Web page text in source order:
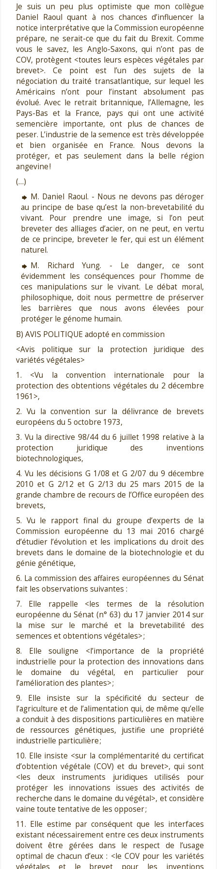
Je suis un peu plus optimiste que mon collègue
Daniel Raoul quant à nos chances d’influencer la
notice interprétative que la Commission européenne
prépare, ne serait-ce que du fait du Brexit. Comme
vous le savez, les Anglo-Saxons, qui n’ont pas de
COV, protègent <toutes leurs espèces végétales par
brevet>. Ce point est l’un des sujets de la
négociation du traité transatlantique, sur lequel les
Américains n’ont pour l’instant absolument pas
évolué. Avec le retrait britannique, l’Allemagne, les
Pays-Bas et la France, pays qui ont une activité
semencière importante, ont plus de chances de
peser. L’industrie de la semence est très développée
et bien organisée en France. Nous devons la
protéger, et pas seulement dans la belle région
angevine !
(…)
M. Daniel Raoul. - Nous ne devons pas déroger
au principe de base qu’est la non-brevetabilité du
vivant. Pour prendre une image, si l’on peut
breveter des alliages d’acier, on ne peut, en vertu
de ce principe, breveter le fer, qui est un élément
naturel.
M. Richard Yung. - Le danger, ce sont
évidemment les conséquences pour l’homme de
ces manipulations sur le vivant. Le débat moral,
philosophique, doit nous permettre de préserver
les barrières que nous avons élevées pour
protéger le génome humain.
B) AVIS POLITIQUE adopté en commission
<Avis politique sur la protection juridique des
variétés végétales>
1. <Vu la convention internationale pour la
protection des obtentions végétales du 2 décembre
1961>,
2. Vu la convention sur la délivrance de brevets
européens du 5 octobre 1973,
3. Vu la directive 98/44 du 6 juillet 1998 relative à la
protection juridique des inventions
biotechnologiques,
4. Vu les décisions G 1/08 et G 2/07 du 9 décembre
2010 et G 2/12 et G 2/13 du 25 mars 2015 de la
grande chambre de recours de l’Office européen des
brevets,
5. Vu le rapport final du groupe d’experts de la
Commission européenne du 13 mai 2016 chargé
d’étudier l’évolution et les implications du droit des
brevets dans le domaine de la biotechnologie et du
génie génétique,
6. La commission des affaires européennes du Sénat
fait les observations suivantes :
7. Elle rappelle <les termes de la résolution
européenne du Sénat (n° 63) du 17 janvier 2014 sur
la mise sur le marché et la brevetabilité des
semences et obtentions végétales> ;
8. Elle souligne <l’importance de la propriété
industrielle pour la protection des innovations dans
le domaine du végétal, en particulier pour
l’amélioration des plantes> ;
9. Elle insiste sur la spécificité du secteur de
l’agriculture et de l’alimentation qui, de même qu’elle
a conduit à des dispositions particulières en matière
de ressources génétiques, justifie une propriété
industrielle particulière ;
10. Elle insiste <sur la complémentarité du certificat
d’obtention végétale (COV) et du brevet>, qui sont
<les deux instruments juridiques utilisés pour
protéger les innovations issues des activités de
recherche dans le domaine du végétal>, et considère
vaine toute tentative de les opposer ;
11. Elle estime par conséquent que les interfaces
existant nécessairement entre ces deux instruments
doivent être gérées dans le respect de l’usage
optimal de chacun d’eux : <le COV pour les variétés
végétales et le brevet pour les inventions